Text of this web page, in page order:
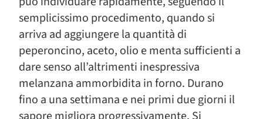
semplicissimo procedimento, quando si
arriva ad aggiungere la quantità di
peperoncino, aceto, olio e menta sufficienti a
dare senso all’altrimenti inespressiva
melanzana ammorbidita in forno. Durano
fino a una settimana e nei primi due giorni il